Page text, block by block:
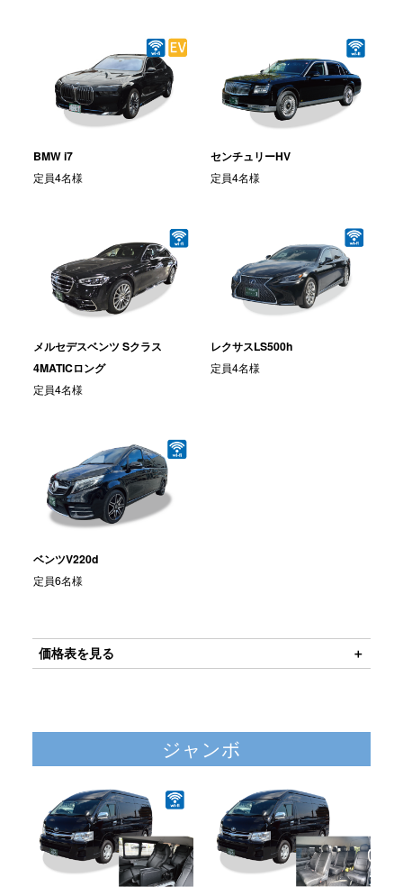
BMW i7
定員4名様
センチュリーHV
定員4名様
メルセデスベンツ Sクラス
4MATICロング
定員4名様
レクサスLS500h
定員4名様
ベンツV220d
定員6名様
価格表を見る
ジャンボ